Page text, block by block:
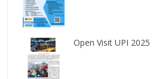
Open Visit UPI 2025